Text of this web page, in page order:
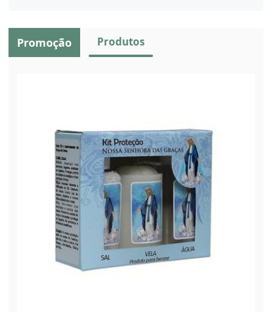
Promoção Produtos